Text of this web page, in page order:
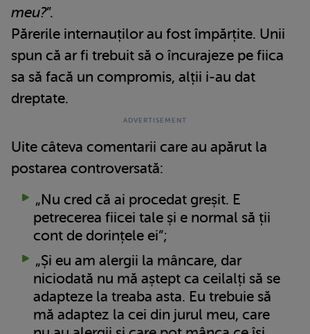
meu?”.
Părerile internauților au fost împărțite. Unii
spun că ar fi trebuit să o încurajeze pe fiica
sa să facă un compromis, alții i-au dat
dreptate.
Uite câteva comentarii care au apărut la
postarea controversată:
„Nu cred că ai procedat greșit. E
petrecerea fiicei tale și e normal să ții
cont de dorințele ei”;
„Și eu am alergii la mâncare, dar
niciodată nu mă aștept ca ceilalți să se
adapteze la treaba asta. Eu trebuie să
mă adaptez la cei din jurul meu, care